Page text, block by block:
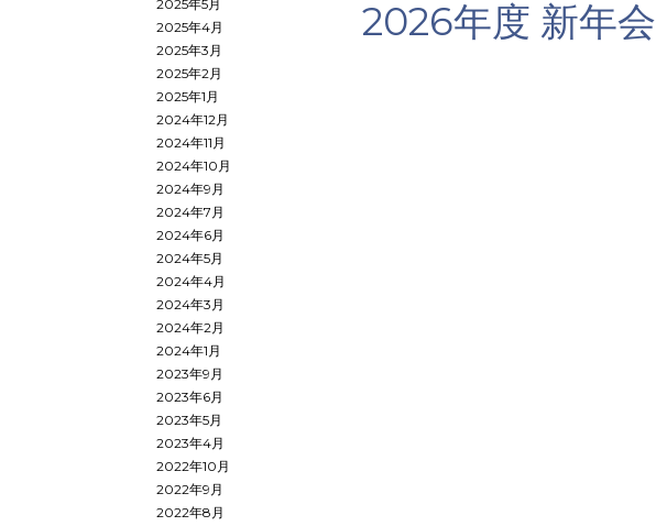
2026年度 新年会
2025年5月
2025年4月
2025年3月
2025年2月
2025年1月
2024年12月
2024年11月
2024年10月
2024年9月
2024年7月
2024年6月
2024年5月
2024年4月
2024年3月
2024年2月
2024年1月
2023年9月
2023年6月
2023年5月
2023年4月
2022年10月
2022年9月
2022年8月